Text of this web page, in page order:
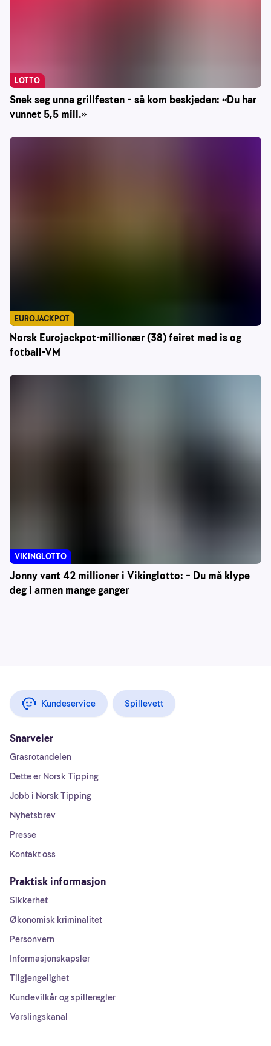
Snek seg unna grillfesten – så kom beskjeden: «Du har
vunnet 5,5 mill.»
LOTTO
Norsk Eurojackpot-millionær (38) feiret med is og
fotball-VM
EUROJACKPOT
Jonny vant 42 millioner i Vikinglotto: – Du må klype
deg i armen mange ganger
VIKINGLOTTO
Kundeservice Spillevett
Snarveier
Grasrotandelen
Dette er Norsk Tipping
Jobb i Norsk Tipping
Nyhetsbrev
Presse
Kontakt oss
Praktisk informasjon
Sikkerhet
Økonomisk kriminalitet
Personvern
Informasjonskapsler
Tilgjengelighet
Kundevilkår og spilleregler
Varslingskanal